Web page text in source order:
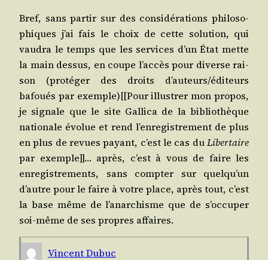
Bref, sans par­tir sur des consi­dé­ra­tions phi­lo­so­
phiques j’ai fais le choix de cette solu­tion, qui
vau­dra le temps que les ser­vices d’un État mette
la main des­sus, en coupe l’ac­cès pour diverse rai­
son (pro­té­ger des droits d’auteurs/​éditeurs
bafoués par exemple)[[Pour illus­trer mon pro­pos,
je signale que le site Gal­li­ca de la biblio­thèque
natio­nale évo­lue et rend l’en­re­gis­tre­ment de plus
en plus de revues payant, c’est le cas duLiber­taire
par exemple]]… après, c’est à vous de faire les
enre­gis­tre­ments, sans comp­ter sur quel­qu’un
d’autre pour le faire à votre place, après tout, c’est
la base même de l’a­nar­chisme que de s’oc­cu­per
soi-même de ses propres affaires.
Vincent Dubuc